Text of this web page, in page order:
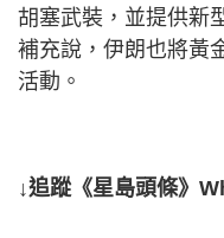
胡塞武裝，並提供新
補充說，伊朗也將黃
活動。
↓追蹤《星島頭條》